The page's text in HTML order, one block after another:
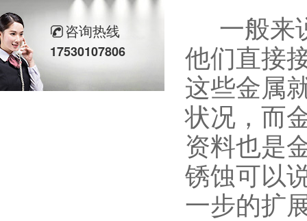
一般来
他们直接
这些金属
状况，而
资料也是
锈蚀可以
一步的扩
咨询热线
17530107806